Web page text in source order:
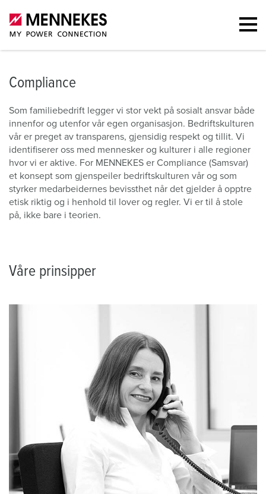
Compliance
Som familiebedrift legger vi stor vekt på sosialt ansvar både
innenfor og utenfor vår egen organisasjon. Bedriftskulturen
vår er preget av transparens, gjensidig respekt og tillit. Vi
identifiserer oss med mennesker og kulturer i alle regioner
hvor vi er aktive. For MENNEKES er Compliance (Samsvar)
et konsept som gjenspeiler bedriftskulturen vår og som
styrker medarbeidernes bevissthet når det gjelder å opptre
etisk riktig og i henhold til lover og regler. Vi er til å stole
på, ikke bare i teorien.
Våre prinsipper